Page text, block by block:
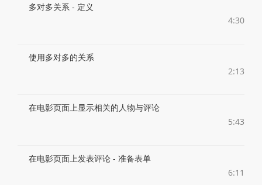
多对多关系 - 定义
4:30
使用多对多的关系
2:13
在电影页面上显示相关的人物与评论
5:43
在电影页面上发表评论 - 准备表单
6:11